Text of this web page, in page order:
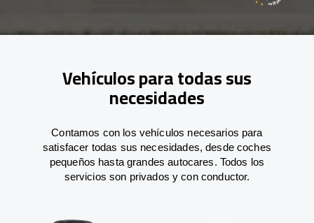
Vehículos para todas sus
necesidades
Contamos con los vehículos necesarios para
satisfacer todas sus necesidades, desde coches
pequeños hasta grandes autocares. Todos los
servicios son privados y con conductor.